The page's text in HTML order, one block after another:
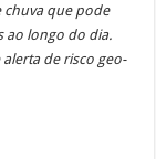
chuva que pode
ao longo do dia.
de risco geo-